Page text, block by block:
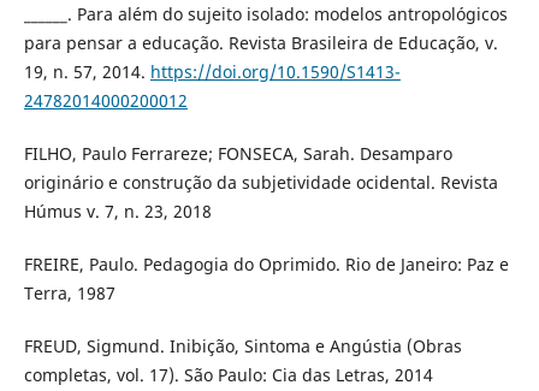
______. Para além do sujeito isolado: modelos antropológicos
para pensar a educação. Revista Brasileira de Educação, v.
19, n. 57, 2014. https://doi.org/10.1590/S1413-
24782014000200012
FILHO, Paulo Ferrareze; FONSECA, Sarah. Desamparo
originário e construção da subjetividade ocidental. Revista
Húmus v. 7, n. 23, 2018
FREIRE, Paulo. Pedagogia do Oprimido. Rio de Janeiro: Paz e
Terra, 1987
FREUD, Sigmund. Inibição, Sintoma e Angústia (Obras
completas, vol. 17). São Paulo: Cia das Letras, 2014